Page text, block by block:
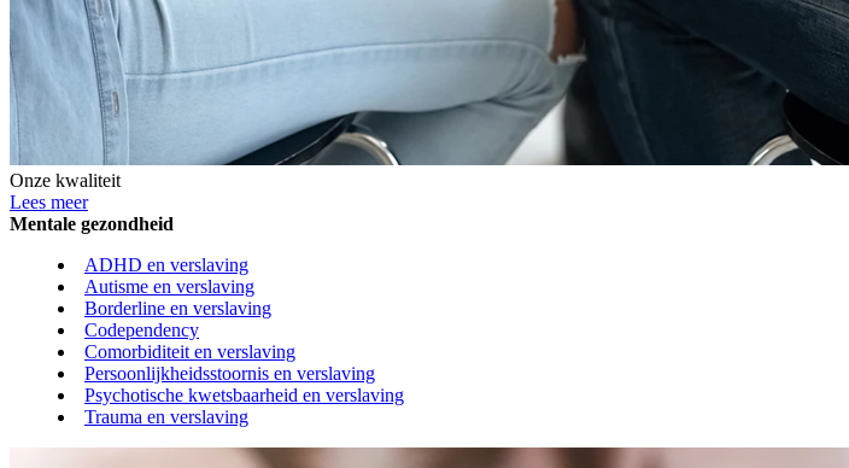
Onze kwaliteit
Lees meer
Mentale gezondheid
ADHD en verslaving
Autisme en verslaving
Borderline en verslaving
Codependency
Comorbiditeit en verslaving
Persoonlijkheidsstoornis en verslaving
Psychotische kwetsbaarheid en verslaving
Trauma en verslaving